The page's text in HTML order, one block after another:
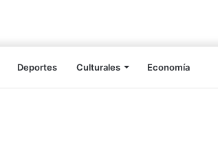
Deportes Culturales Economía